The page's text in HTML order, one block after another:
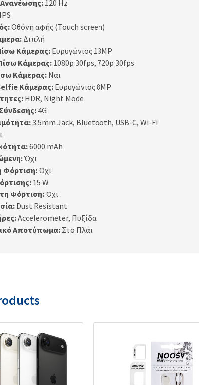
120 Hz
IPS
Οθόνη αφής (Touch screen)
Διπλή
Κάμερας: Ευρυγώνιος 13MP
Κάμερας: 1080p 30fps, 720p 30fps
Κάμερας: Ναι
Κάμερας:Ευρυγώνιος 8MP
HDR, Night Mode
4G
3.5mm Jack, Bluetooth, USB-C, Wi-Fi
6000 mAh
Όχι
Φόρτιση:Όχι
15 W
Φόρτιση:Όχι
Dust Resistant
Accelerometer, Πυξίδα
Αποτύπωμα: Στο Πλάι